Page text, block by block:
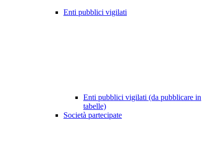
Enti pubblici vigilati
Enti pubblici vigilati (da pubblicare in
tabelle)
Società partecipate